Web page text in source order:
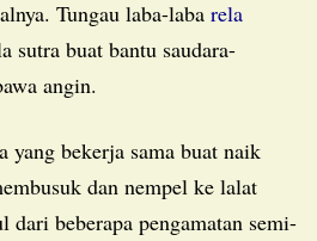
Tungau laba-labarela
sutra buat bantu saudara-
angin.
dan nempel ke lalat
dari beberapa pengamatan semi-